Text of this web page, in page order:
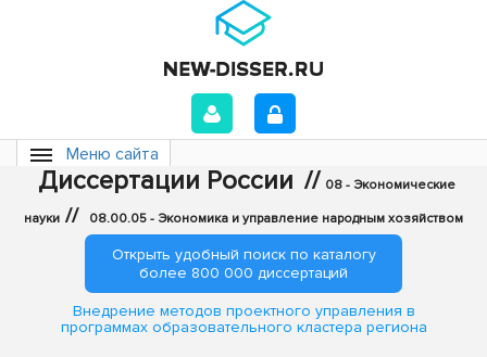
Меню сайта
Диссертации России // 08 - Экономические
науки // 08.00.05 - Экономика и управление народным хозяйством
Открыть удобный поиск по каталогу
более 800 000 диссертаций
Внедрение методов проектного управления в
программах образовательного кластера региона